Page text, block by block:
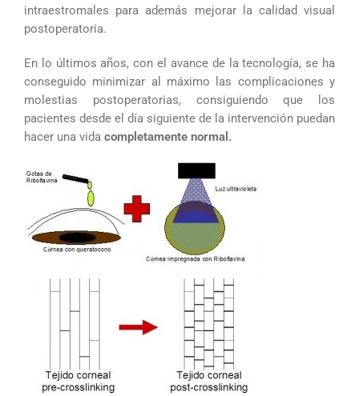
intraestromales para además mejorar la calidad visual
postoperatoria.
En lo últimos años, con el avance de la tecnología, se ha
conseguido minimizar al máximo las complicaciones y
molestias postoperatorias, consiguiendo que los
pacientes desde el día siguiente de la intervención puedan
hacer una vida completamente normal.